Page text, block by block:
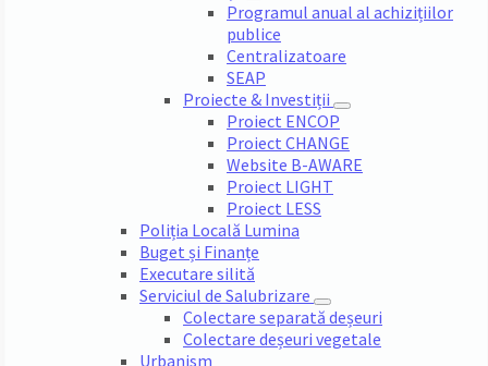
Programul anual al achizițiilor
publice
Centralizatoare
SEAP
Proiecte & Investiții
Proiect ENCOP
Proiect CHANGE
Website B-AWARE
Proiect LIGHT
Proiect LESS
Poliția Locală Lumina
Buget și Finanțe
Executare silită
Serviciul de Salubrizare
Colectare separată deșeuri
Colectare deșeuri vegetale
Urbanism